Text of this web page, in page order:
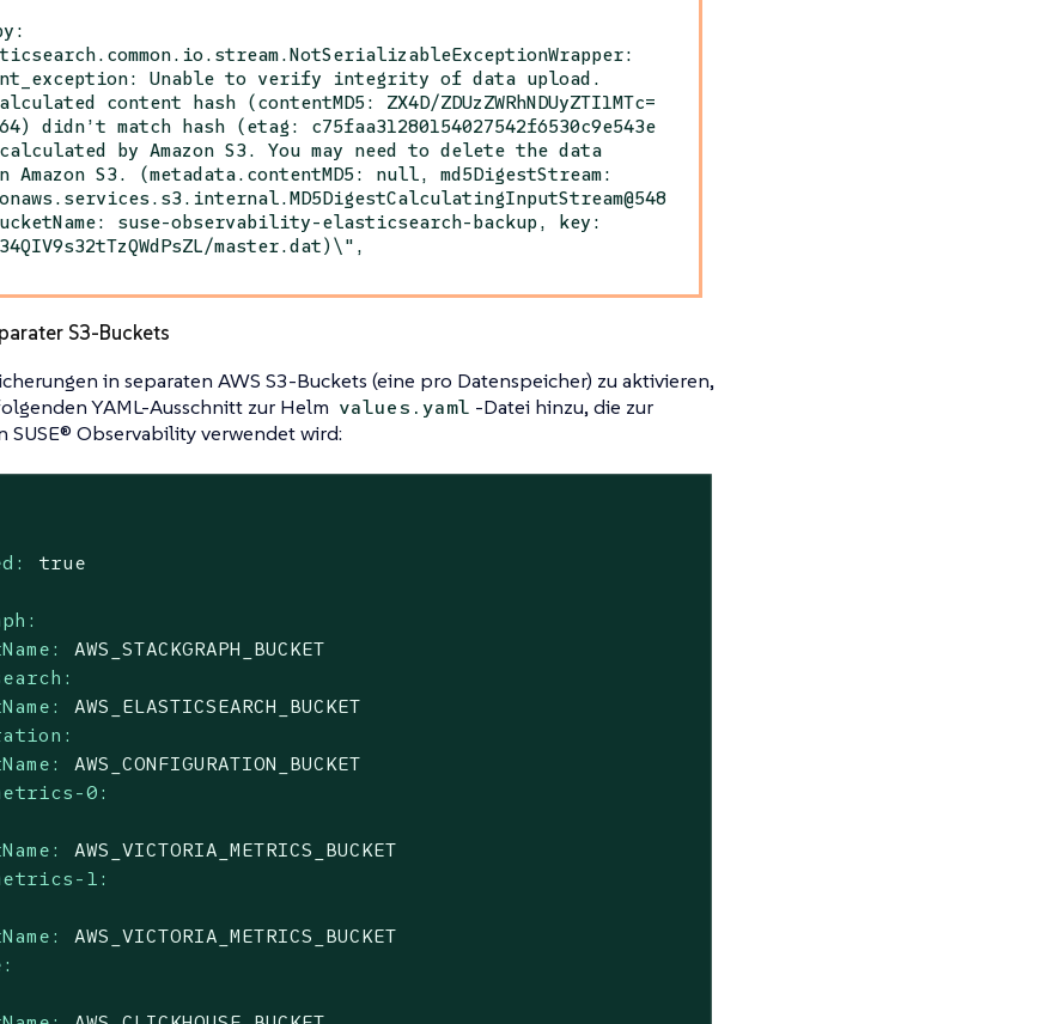
Unable to verify integrity of data upload.
content hash (contentMD5: ZX4D/ZDUzZWRhNDUyZTI1MTc=
didn’t match hash (etag: c75faa31280154027542f6530c9e543e
by Amazon S3. You may need to delete the data
Amazon S3. (metadata.contentMD5: null, md5DigestStream:
suse-observability-elasticsearch-backup, key:
master.dat)\",
S3-Buckets
in separaten AWS S3-Buckets (eine pro Datenspeicher) zu aktivieren,
YAML-Ausschnitt zur Helm values.yaml -Datei hinzu, die zur
Observability verwendet wird:
true
AWS_STACKGRAPH_BUCKET
AWS_ELASTICSEARCH_BUCKET
AWS_CONFIGURATION_BUCKET
0:
AWS_VICTORIA_METRICS_BUCKET
1:
AWS_VICTORIA_METRICS_BUCKET